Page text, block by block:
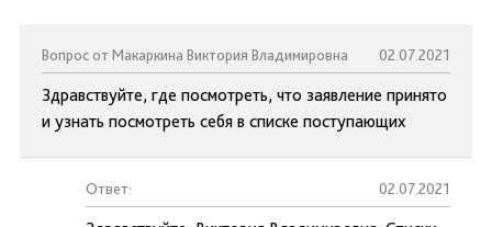
Вопрос от Макаркина Виктория Владимировна 02.07.2021
Здравствуйте, где посмотреть, что заявление принято
и узнать посмотреть себя в списке поступающих
Ответ: 02.07.2021